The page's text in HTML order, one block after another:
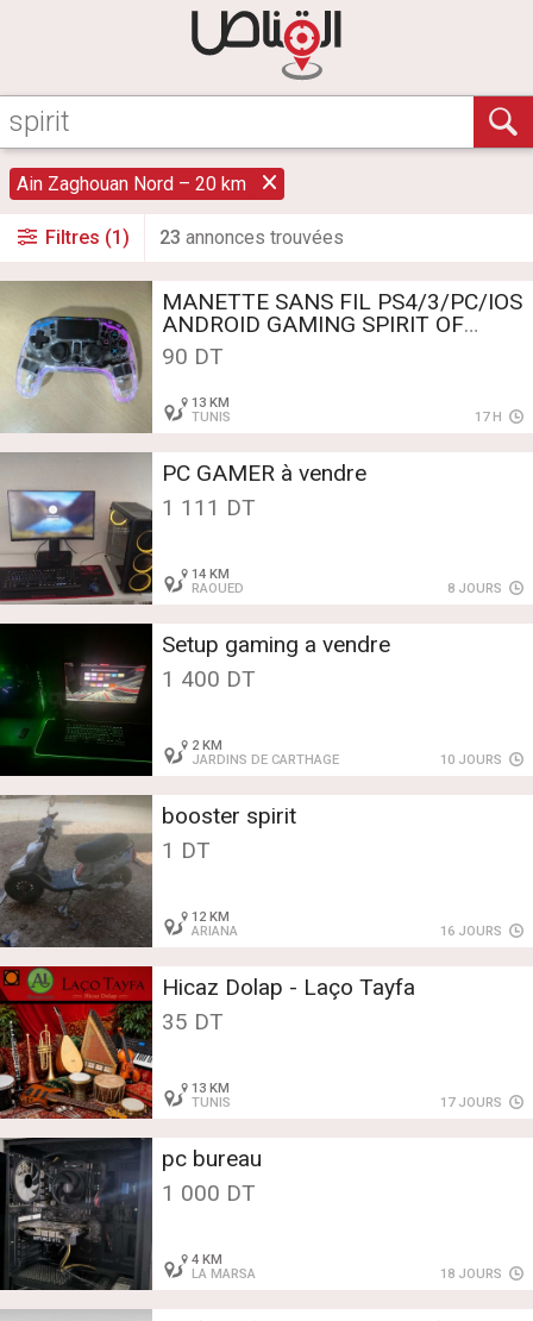
Ain Zaghouan Nord – 20 km
Filtres (1) 23 annonces trouvées
MANETTE SANS FIL PS4/3/PC/IOS
ANDROID GAMING SPIRIT OF
GAMER RGB NEON – BTGX12
90 DT
13 KM
TUNIS
17 H
PC GAMER à vendre
1 111 DT
14 KM
RAOUED
8 JOURS
Setup gaming a vendre
1 400 DT
2 KM
JARDINS DE CARTHAGE
10 JOURS
booster spirit
1 DT
12 KM
ARIANA
16 JOURS
Hicaz Dolap - Laço Tayfa
35 DT
13 KM
TUNIS
17 JOURS
pc bureau
1 000 DT
4 KM
LA MARSA
18 JOURS